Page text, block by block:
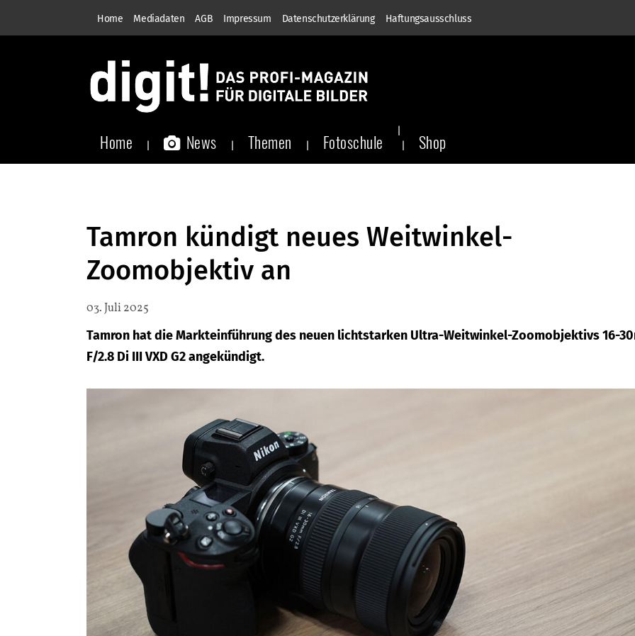
Home Mediadaten AGB Impressum Datenschutzerklärung Haftungsausschluss
Home News Themen Fotoschule Shop
Tamron kündigt neues Weitwinkel-
Zoomobjektiv an
03. Juli 2025
Tamron hat die Markteinführung des neuen lichtstarken Ultra-Weitwinkel-Zoomobjektivs 16-
F/2.8 Di III VXD G2 angekündigt.